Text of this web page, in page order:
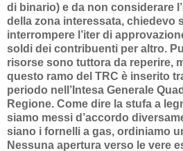
di binario) e da non considerare
della zona interessata, chiedevo
interrompere l’iter di
soldi dei contribuenti per altro.
risorse sono tuttora da reperire,
questo ramo del TRC è inserito
periodo nell’Intesa Generale
Regione. Come dire la stufa a
siamo messi d’accordo
siano i fornelli a gas, ordiniamo
Nessuna apertura verso le vere